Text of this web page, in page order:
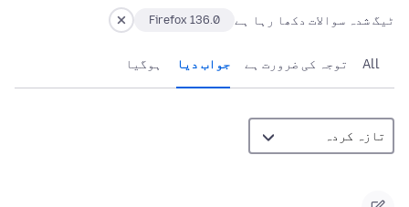
ٹیگ شدہ سوالات دکھا رہا ہے Firefox 136.0
All توجہ کی ضرورت ہے جواب دیا ہوگيا